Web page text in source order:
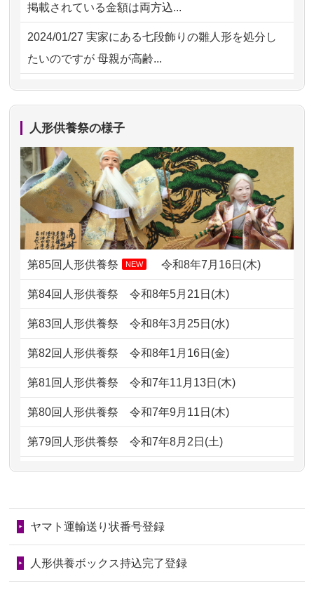
の雛人形で...
2026/07/15 お客様の声を読み、丁寧に供養してい
ただけそう...
2026/07/11思い出のある人形達を、ちゃんと供養
したく、花...
2026/07/10家から近かったので。
2026/07/08誰も住んでいない実家の片付けを始め
ました。 ...
2026/07/069年間自由が丘店を見守ってくれてあり
がとう。
2026/07/05 しっかりとお人形たちの供養をしてい
ただけると...
2026/06/30長年大事にしてきた雛人形です、供養
ガラスケースのまま引き取ってくださ
るのが助か...
ました。お...
2026/06/28きちんと供養していただけると思った
ので、お願...
掲載されている金額は両方込...
2024/01/27 実家にある七段飾りの雛人形を処分し
たいのですが 母親が高齢...
2024/01/13剥製の供養・処分をお願いできます
ですが？
2024/01/13お雛様のセットを供養・処分したいの
ですが、お雛様とお内裏様だ...
2024/01/13供養申込みの後、供養祭までお人形は
どうなってるのですか？
2024/01/13会社のようですが、きちんと供養して
供養が終わったお人形以外はどうして
るのですか？
しょうか？
2024/01/04ガラスケースは外しても良いですか？
人形供養祭の様子
第85回人形供養祭 NEW 令和8年7月16日(木)
第84回人形供養祭令和8年5月21日(木)
第83回人形供養祭令和8年3月25日(水)
第82回人形供養祭令和8年1月16日(金)
第81回人形供養祭令和7年11月13日(木)
第80回人形供養祭令和7年9月11日(木)
第79回人形供養祭令和7年8月2日(土)
第78回人形供養祭令和7年6月20日(金)
第76回人形供養祭令和7年2月28日(金)
第75回人形供養祭令和7年1月17日(金)
ヤマト運輸送り状番号登録
人形供養ボックス持込完了登録